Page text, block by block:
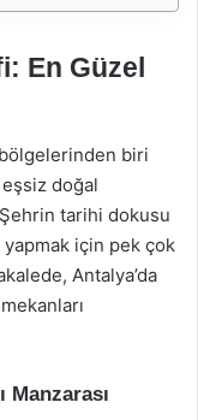
En Güzel
biri
eşsiz doğal
tarihi dokusu
yapmak için pek çok
Antalya’da
Manzarası